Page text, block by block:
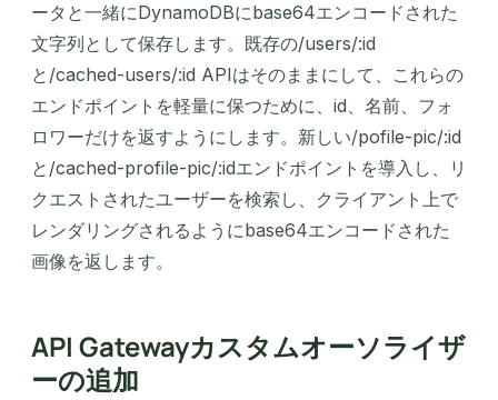
ータと一緒にDynamoDBにbase64エンコードされた
文字列として保存します。既存の/users/:id
と/cached-users/:id APIはそのままにして、これらの
エンドポイントを軽量に保つために、id、名前、フォ
ロワーだけを返すようにします。新しい/pofile-pic/:id
と/cached-profile-pic/:idエンドポイントを導入し、リ
クエストされたユーザーを検索し、クライアント上で
レンダリングされるようにbase64エンコードされた
画像を返します。
API Gatewayカスタムオーソライザ
ーの追加